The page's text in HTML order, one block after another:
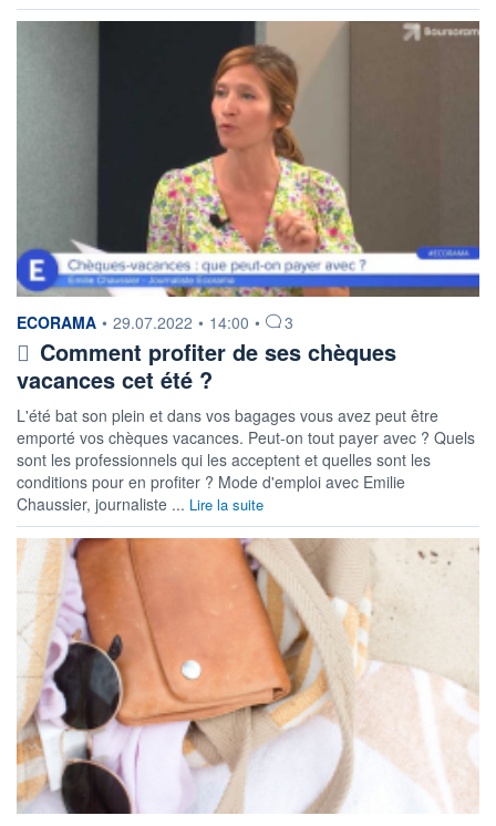
information fournie par
ECORAMA • 29.07.2022 • 14:00 • 3
Comment profiter de ses chèques
vacances cet été ?
L'été bat son plein et dans vos bagages vous avez peut être
emporté vos chèques vacances. Peut-on tout payer avec ? Quels
sont les professionnels qui les acceptent et quelles sont les
conditions pour en profiter ? Mode d'emploi avec Emilie
Chaussier, journaliste ... Lire la suite